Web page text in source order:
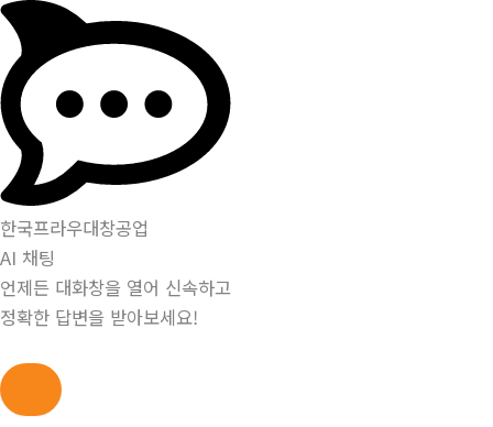
한국프라우대창공업
AI 채팅
언제든 대화창을 열어 신속하고
정확한 답변을 받아보세요!